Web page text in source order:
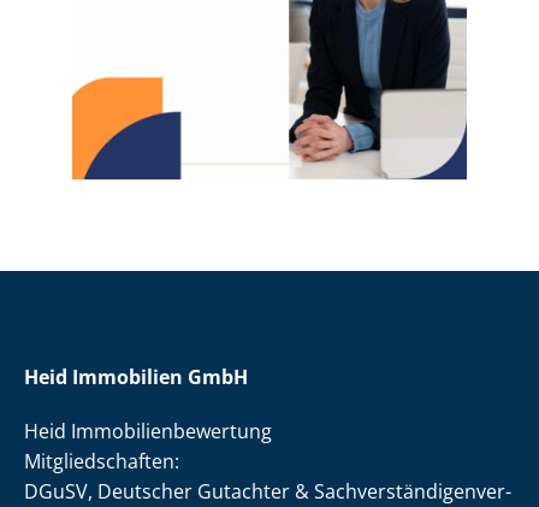
Heid Immobilien GmbH
Heid Im­mo­bi­li­en­be­wer­tung
Mit­glied­schaf­ten:
DGuSV, Deutscher Gutachter & Sach­ver­stän­di­gen­ver­